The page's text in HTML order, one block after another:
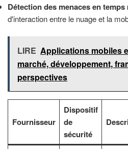
Détection des menaces en temps
d'interaction entre le nuage et la
LIRE Applications mobiles
marché, développement,
perspectives
Fournisseur
Dispositif
de
sécurité